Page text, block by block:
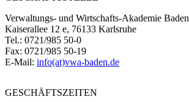
Verwaltungs- und Wirtschafts-Akademie Baden
Kaiserallee 12 e, 76133 Karlsruhe
Tel.: 0721/985 50-0
Fax: 0721/985 50-19
E-Mail: info(at)vwa-baden.de
GESCHÄFTSZEITEN